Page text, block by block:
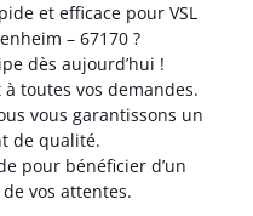
et efficace pour VSL
– 67170 ?
dès aujourd’hui !
toutes vos demandes.
vous garantissons un
de qualité.
pour bénéficier d’un
vos attentes.